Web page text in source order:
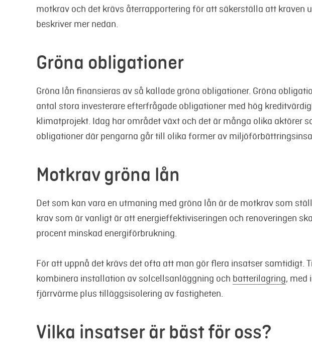
motkrav och det krävs återrapportering för att säkerställa att kraven
beskriver mer nedan.
Gröna obligationer
Gröna lån finansieras av så kallade gröna obligationer. Gröna
antal stora investerare efterfrågade obligationer med hög
klimatprojekt. Idag har området växt och det är många olika aktörer
obligationer där pengarna går till olika former av
Motkrav gröna lån
Det som kan vara en utmaning med gröna lån är de motkrav som
krav som är vanligt är att energieffektiviseringen och renoveringen
procent minskad energiförbrukning.
För att uppnå det krävs det ofta att man gör flera insatser samtidigt.
kombinera installation av solcellsanläggning och batterilagring, med
fjärrvärme plus tilläggsisolering av fastigheten.
Vilka insatser är bäst för oss?